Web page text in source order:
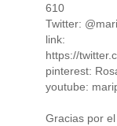
610
Twitter:
link:
https://
pinterest:
youtube:
Gracias por